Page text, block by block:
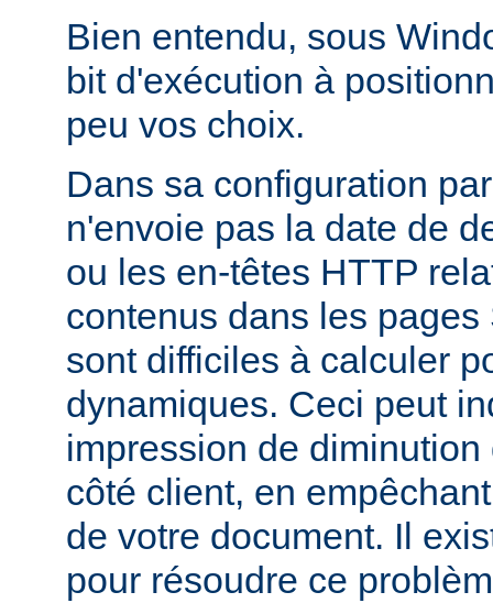
Bien entendu, sous
bit d'exécution à
peu vos choix.
Dans sa configuration
n'envoie pas la date de
ou les en-têtes HTTP
contenus dans les
sont difficiles à calculer
dynamiques. Ceci peut
impression de
côté client, en
de votre document. Il
pour résoudre ce